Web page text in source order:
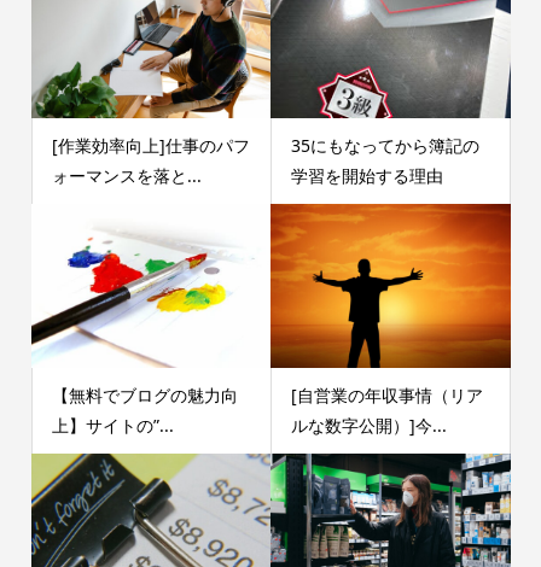
[作業効率向上]仕事のパフ
ォーマンスを落と...
35にもなってから簿記の
学習を開始する理由
【無料でブログの魅力向
上】サイトの”...
[自営業の年収事情（リア
ルな数字公開）]今...